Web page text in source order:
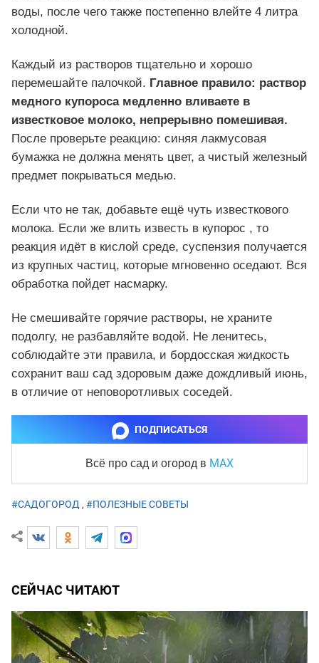
воды, после чего также постепенно влейте 4 литра
холодной.
Каждый из растворов тщательно и хорошо
перемешайте палочкой. Главное правило: раствор
медного купороса медленно вливаете в
известковое молоко, непрерывно помешивая.
После проверьте реакцию: синяя лакмусовая
бумажка не должна менять цвет, а чистый железный
предмет покрываться медью.
Если что не так, добавьте ещё чуть известкового
молока. Если же влить известь в купорос , то
реакция идёт в кислой среде, суспензия получается
из крупных частиц, которые мгновенно оседают. Вся
обработка пойдет насмарку.
Не смешивайте горячие растворы, не храните
подолгу, не разбавляйте водой. Не ленитесь,
соблюдайте эти правила, и бордосская жидкость
сохранит ваш сад здоровым даже дождливый июнь,
в отличие от неповоротливых соседей.
ПОДПИСАТЬСЯ
Всё про сад и огород в MAX
#САДОГОРОД, #ПОЛЕЗНЫЕ СОВЕТЫ
СЕЙЧАС ЧИТАЮТ